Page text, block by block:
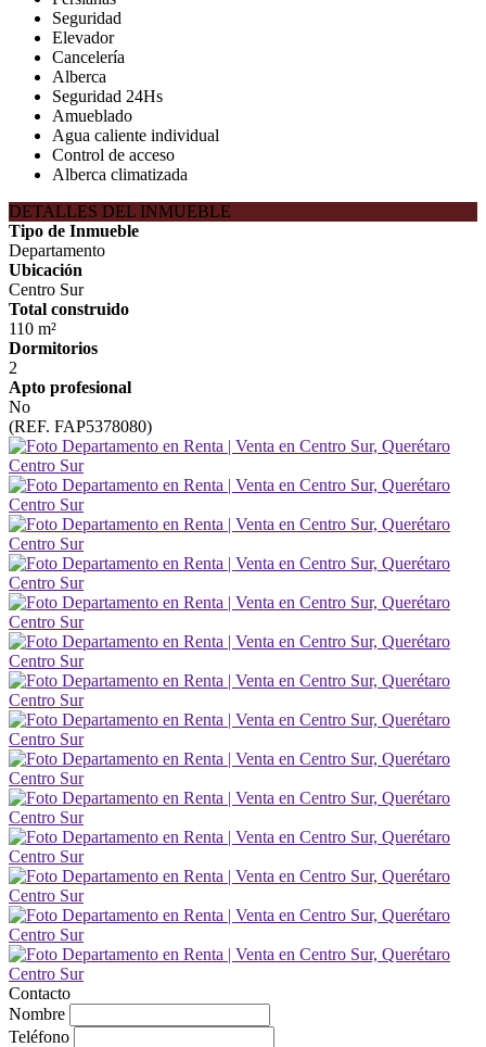
Seguridad
Elevador
Cancelería
Alberca
Seguridad 24Hs
Amueblado
Agua caliente individual
Control de acceso
Alberca climatizada
DETALLES DEL INMUEBLE
Tipo de Inmueble
Departamento
Ubicación
Centro Sur
Total construido
110 m²
Dormitorios
2
Apto profesional
No
(REF. FAP5378080)
Contacto
Nombre
Teléfono